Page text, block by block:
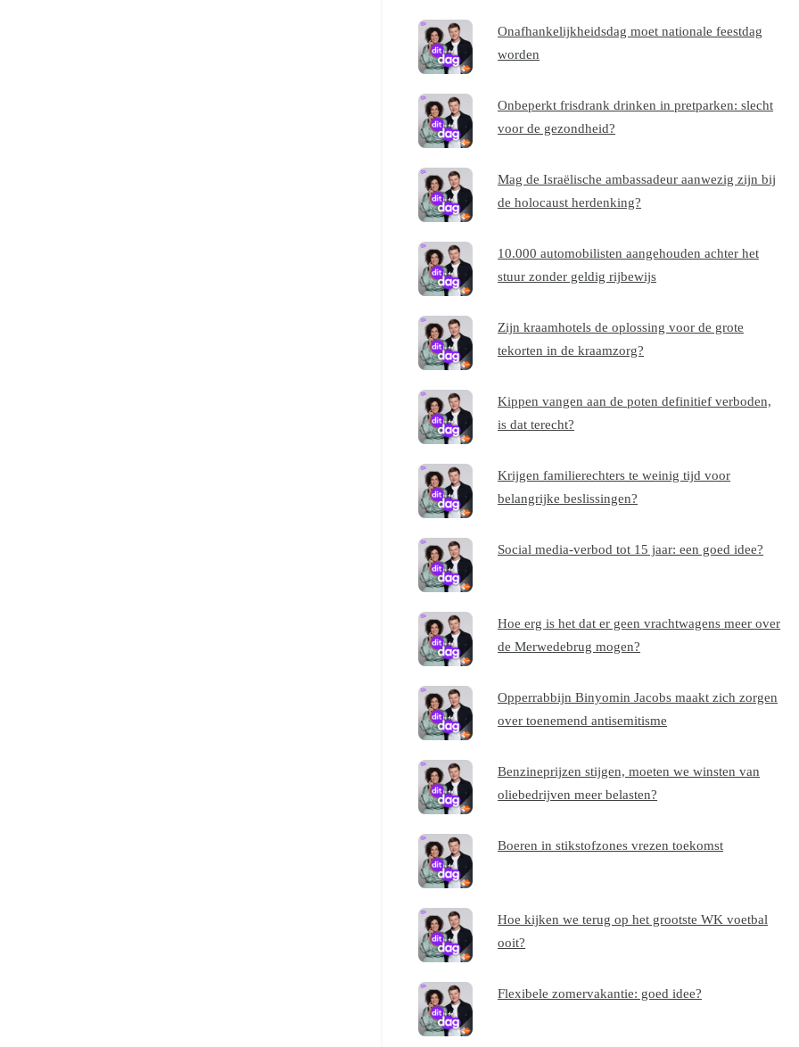
Onafhankelijkheidsdag moet nationale feestdag
worden
Onbeperkt frisdrank drinken in pretparken: slecht
voor de gezondheid?
Mag de Israëlische ambassadeur aanwezig zijn bij
de holocaust herdenking?
10.000 automobilisten aangehouden achter het
stuur zonder geldig rijbewijs
Zijn kraamhotels de oplossing voor de grote
tekorten in de kraamzorg?
Kippen vangen aan de poten definitief verboden,
is dat terecht?
Krijgen familierechters te weinig tijd voor
belangrijke beslissingen?
Social media-verbod tot 15 jaar: een goed idee?
Hoe erg is het dat er geen vrachtwagens meer over
de Merwedebrug mogen?
Opperrabbijn Binyomin Jacobs maakt zich zorgen
over toenemend antisemitisme
Benzineprijzen stijgen, moeten we winsten van
oliebedrijven meer belasten?
Boeren in stikstofzones vrezen toekomst
Hoe kijken we terug op het grootste WK voetbal
ooit?
Flexibele zomervakantie: goed idee?